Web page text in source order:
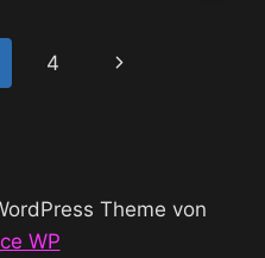
4
Nächste
Theme von
WP